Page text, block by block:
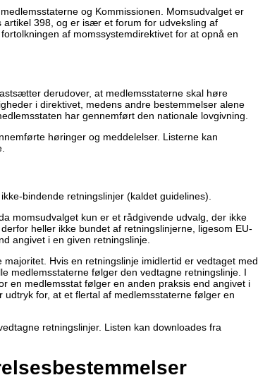
og Kommissionen. Momsudvalget er
398, og er især et forum for udveksling af
af momssystemdirektivet for at opnå en
derudover, at medlemsstaterne skal høre
i direktivet, medens andre bestemmelser alene
har gennemført den nationale lovgivning.
høringer og meddelelser. Listerne kan
bindende retningslinjer (kaldet guidelines).
momsudvalget kun er et rådgivende udvalg, der ikke
heller ikke bundet af retningslinjerne, ligesom EU-
angivet i en given retningslinje.
Hvis en retningslinje imidlertid er vedtaget med
medlemsstaterne følger den vedtagne retningslinje. I
en medlemsstat følger en anden praksis end angivet i
for, at et flertal af medlemsstaterne følger en
retningslinjer. Listen kan downloades fra